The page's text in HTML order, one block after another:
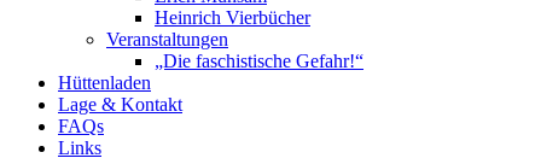
Heinrich Vierbücher
Veranstaltungen
„Die faschistische Gefahr!“
Hüttenladen
Lage & Kontakt
FAQs
Links